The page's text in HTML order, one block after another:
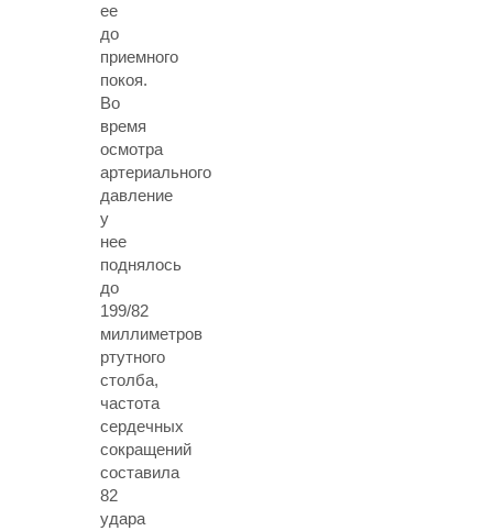
ее
до
приемного
покоя.
Во
время
осмотра
артериального
давление
у
нее
поднялось
до
199/82
миллиметров
ртутного
столба,
частота
сердечных
сокращений
составила
82
удара